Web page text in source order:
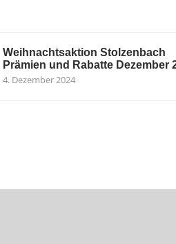
Weihnachtsaktion Stolzenbach
Prämien und Rabatte Dezember
4. Dezember 2024